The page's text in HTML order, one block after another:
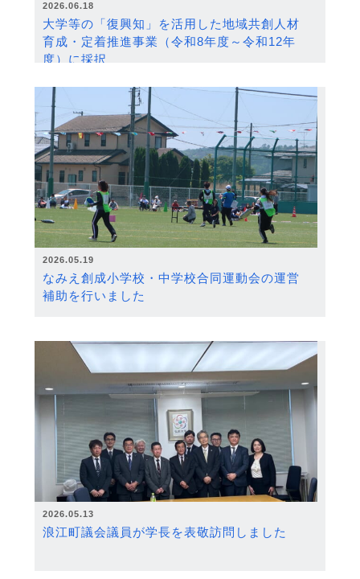
2026.06.18
大学等の「復興知」を活用した地域共創人材
育成・定着推進事業（令和8年度～令和12年
度）に採択
2026.05.19
なみえ創成小学校・中学校合同運動会の運営
補助を行いました
2026.05.13
浪江町議会議員が学長を表敬訪問しました